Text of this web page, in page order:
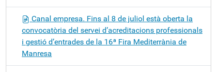
Canal empresa. Fins al 8 de juliol està oberta la
convocatòria del servei d’acreditacions professionals
i gestió d’entrades de la 16ª Fira Mediterrània de
Manresa